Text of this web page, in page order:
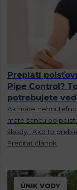
Preplatí
Pipe Control?
potrebujete
Ak máte
máte šancu od
škody. Ako to
Prečítať článok
ÚNIK VODY